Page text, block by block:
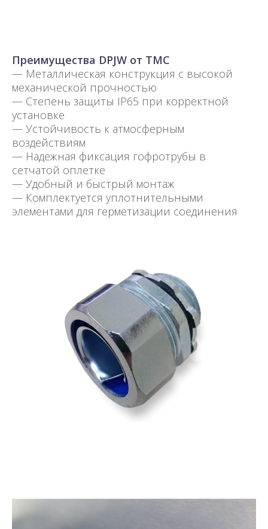
Преимущества DPJW от TMC
— Металлическая конструкция с высокой
механической прочностью
— Степень защиты IP65 при корректной
установке
— Устойчивость к атмосферным
воздействиям
— Надежная фиксация гофротрубы в
сетчатой оплетке
— Удобный и быстрый монтаж
— Комплектуется уплотнительными
элементами для герметизации соединения